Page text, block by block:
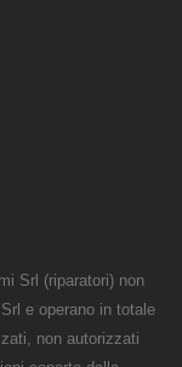
Srl (riparatori) non
e operano in totale
non autorizzati